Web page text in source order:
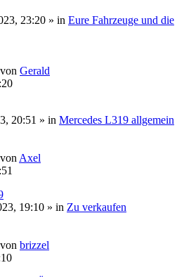
23:20 » in Eure Fahrzeuge und die
von Gerald
20:51 » in Mercedes L319 allgemein
von Axel
19:10 » in Zu verkaufen
von brizzel